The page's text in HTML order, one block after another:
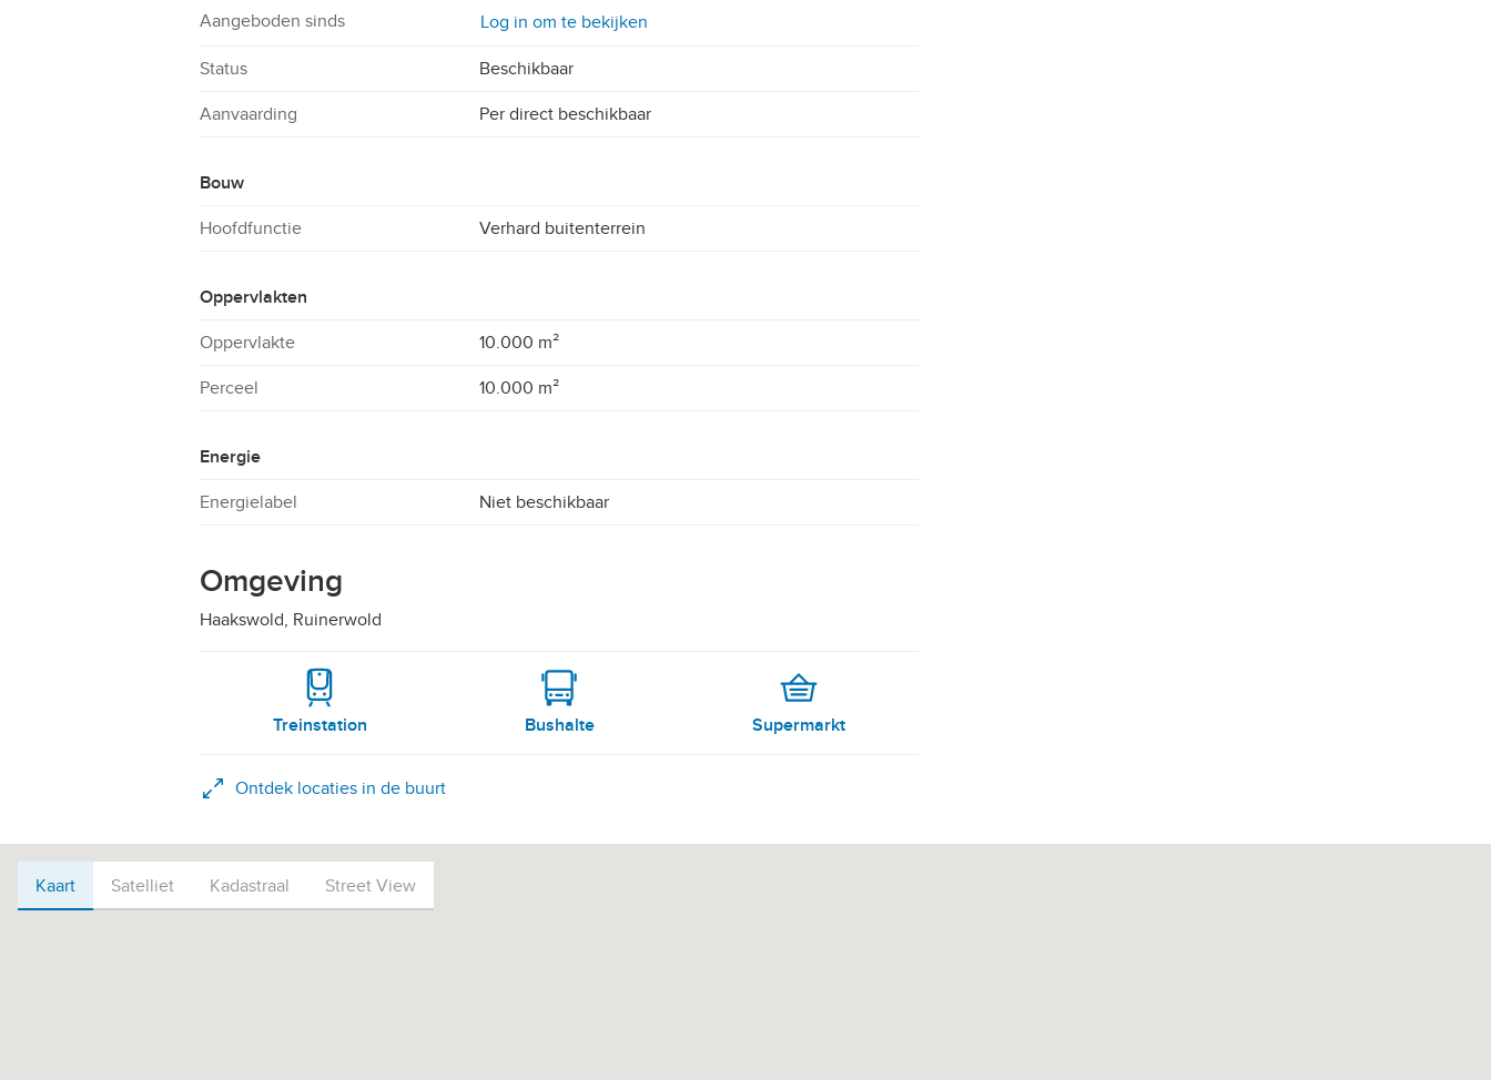
Aangeboden sinds Log in om te bekijken
Status Beschikbaar
Aanvaarding Per direct beschikbaar
Bouw
Hoofdfunctie Verhard buitenterrein
Oppervlakten
Oppervlakte 10.000 m²
Perceel 10.000 m²
Energie
Energielabel Niet beschikbaar
Omgeving
Haakswold, Ruinerwold
Treinstation Bushalte Supermarkt
Ontdek locaties in de buurt
Kaart
Kaart Satelliet Kadastraal Street View